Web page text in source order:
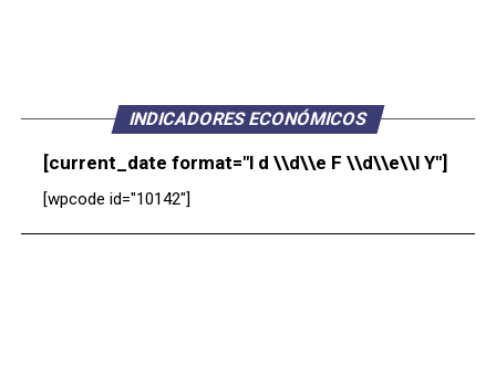
INDICADORES ECONÓMICOS
[current_date format="l d \\d\\e F \\d\\e\\l Y"]
[wpcode id="10142"]